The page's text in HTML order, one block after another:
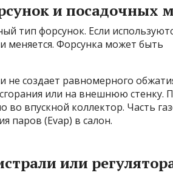
и посадочных
тип форсунок. Если
меняется. Форсунка может быть
не создает равномерного
или на внешнюю стенку.
во впускной коллектор. Часть
паров (Evap) в салон.
или